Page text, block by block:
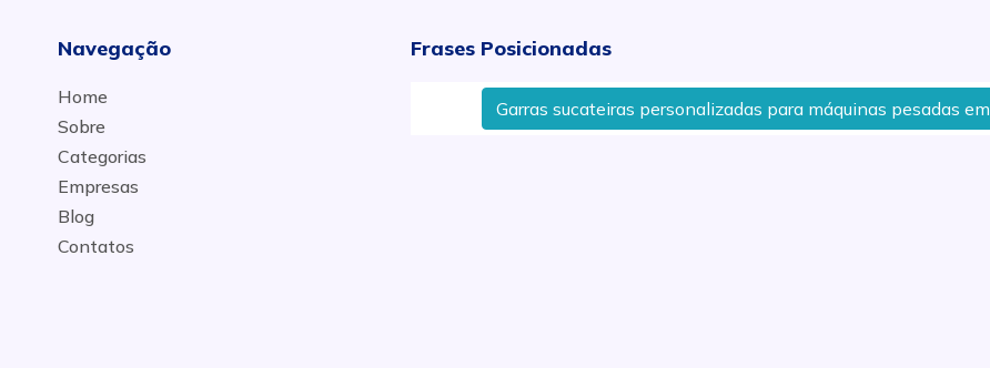
Navegação
Home
Sobre
Categorias
Empresas
Blog
Contatos
Frases Posicionadas
Garras sucateiras personalizadas para máquinas pesadas em Piracicaba